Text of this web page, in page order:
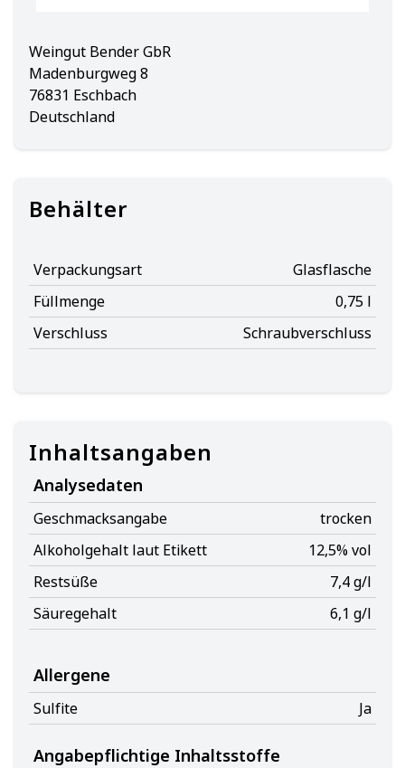
Weingut Bender GbR
Madenburgweg 8
76831 Eschbach
Deutschland
Behälter
Verpackungsart
Glasflasche
Füllmenge
0,75 l
Verschluss
Schraubverschluss
Inhaltsangaben
Analysedaten
Geschmacksangabe
trocken
Alkoholgehalt laut Etikett
12,5% vol
Restsüße
7,4 g/l
Säuregehalt
6,1 g/l
Allergene
Sulfite Ja
Angabepflichtige Inhaltsstoffe